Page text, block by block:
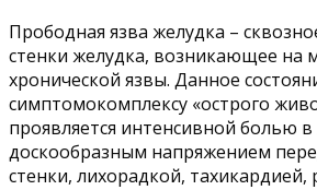
Прободная язва желудка –
стенки желудка, возникающее на
хронической язвы. Данное
симптомокомплексу «острого
проявляется интенсивной болью
доскообразным напряжением
стенки, лихорадкой, тахикардией,